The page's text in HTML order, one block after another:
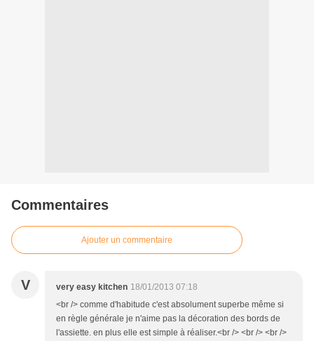
Commentaires
Ajouter un commentaire
V very easy kitchen 18/01/2013 07:18
<br /> comme d'habitude c'est absolument superbe même si
en règle générale je n'aime pas la décoration des bords de
l'assiette. en plus elle est simple à réaliser.<br /> <br /> <br />